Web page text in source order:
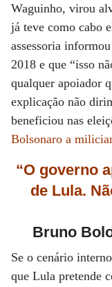
Waguinho, virou
já teve como cabo
assessoria
2018 e que “isso
qualquer apoiador
explicação não
beneficiou nas
Bolsonaro a
“O governo
de Lula.
Bruno
Se o cenário
que Lula pretende